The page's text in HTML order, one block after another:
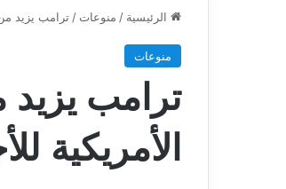
الرئيسية / منوعات /ترامب يزيد
منوعات
ترامب
الأمريكية